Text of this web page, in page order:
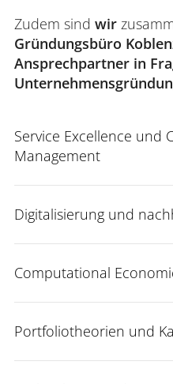
Zudem sind wir
Gründungsbüro
Ansprechpartner in
Service Excellence und
Management
begeisternden
Kundenverhalten
Kunden- und
Digitalisierung und
of Human-Centered
for Sustainable
Computational
Modellierung
Portfoliotheorien und